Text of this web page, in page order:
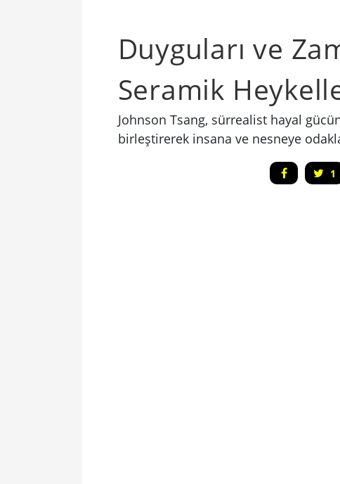
Duyguları ve
Seramik
Johnson Tsang, sürrealist hayal
birleştirerek insana ve nesneye
1